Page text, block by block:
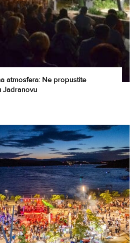
atmosfera: Ne propustite
Jadranovu